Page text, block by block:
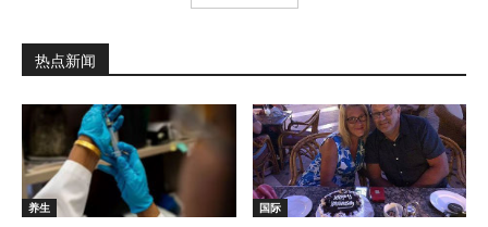
热点新闻
养生 国际